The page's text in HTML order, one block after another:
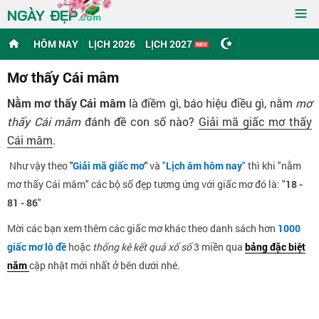
NGÀY ĐẸP.com ≡
HÔM NAY LỊCH 2026 LỊCH 2027
Mơ thấy Cái mâm
Nằm mơ thấy Cái mâm là điềm gì, báo hiệu điều gì, nằm mơ
thấy Cái mâmđánh đề con số nào? Giải mã giấc mơ thấy
Cái mâm.
Như vậy theo"Giải mã giấc mơ"và "Lịch âm hôm nay" thì khi "nằm
mơ thấy Cái mâm" các bộ số đẹp tương ứng với giấc mơ đó là: "18 -
81 - 86"
Mời các bạn xem thêm các giấc mơ khác theo danh sách hơn 1000
giấc mơ lô đề hoặc thống kê kết quả xổ số3 miền qua bảng đặc biệt
nămcập nhật mới nhất ở bên dưới nhé.